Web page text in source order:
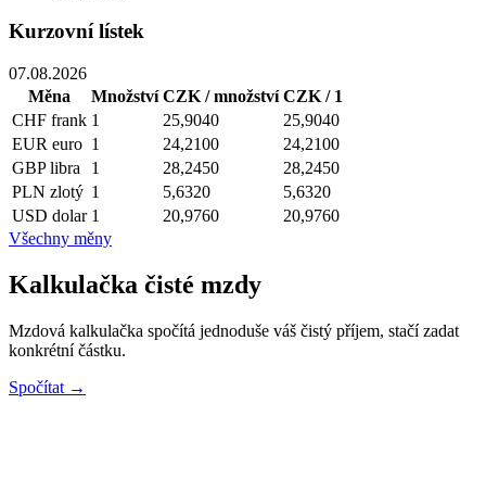
Kurzovní lístek
07.08.2026
Měna
Množství CZK / množství CZK / 1
CHF frank 1 25,9040
25,9040
EUR euro 1 24,2100
24,2100
GBP libra 1 28,2450
28,2450
PLN zlotý 1 5,6320
5,6320
USD dolar 1 20,9760
20,9760
Všechny měny
Kalkulačka čisté mzdy
Mzdová kalkulačka spočítá jednoduše váš čistý příjem, stačí zadat
konkrétní částku.
Spočítat →